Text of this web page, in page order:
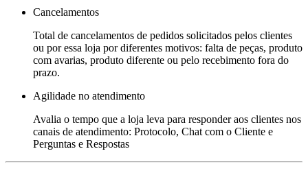
Cancelamentos
Total de cancelamentos de pedidos solicitados pelos clientes
ou por essa loja por diferentes motivos: falta de peças, produto
com avarias, produto diferente ou pelo recebimento fora do
prazo.
Agilidade no atendimento
Avalia o tempo que a loja leva para responder aos clientes nos
canais de atendimento: Protocolo, Chat com o Cliente e
Perguntas e Respostas